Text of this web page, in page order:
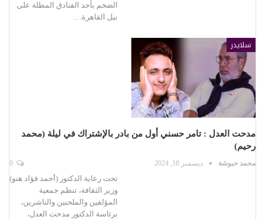
الضخم بأحد الفنادق المطلة على
نيل القاهرة…
سلايدر
مدحت العدل : تامر حسني أول من بادر بالإشتراك في ليلة (محمد
رحيم)
محمد حبوشة ديسمبر 18, 2024
تحت رعاية الدكتور (أحمد فؤاد هنو)
وزير الثقافة، تنظم جمعية
المؤلفين والملحنين والناشرين،
برئاسة الدكتور مدحت العدل،